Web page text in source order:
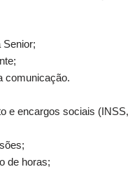
Senior;
comunicação.
e encargos sociais (INSS,
de horas;